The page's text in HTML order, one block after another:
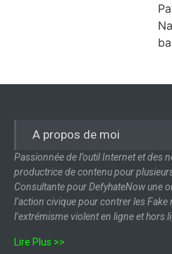
A propos de moi
Passionnée de l’outil Internet et des
productrice de contenu pour
Consultante pour DefyhateNow une
l’action civique pour contrer les
l’extrémisme violent en ligne et hors
Lire Plus >>